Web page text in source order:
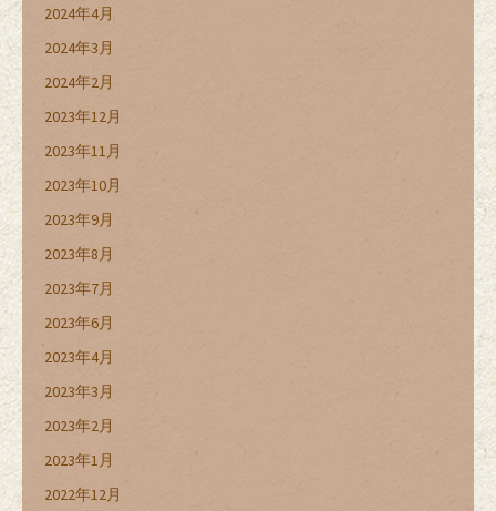
2024年4月
2024年3月
2024年2月
2023年12月
2023年11月
2023年10月
2023年9月
2023年8月
2023年7月
2023年6月
2023年4月
2023年3月
2023年2月
2023年1月
2022年12月